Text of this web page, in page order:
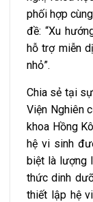
phối hợp
đề: “Xu
hỗ trợ miễn
nhỏ”.
Chia sẻ tại
Viện Nghiên
khoa Hồng
hệ vi sinh
biệt là lượng
thức dinh
thiết lập hệ